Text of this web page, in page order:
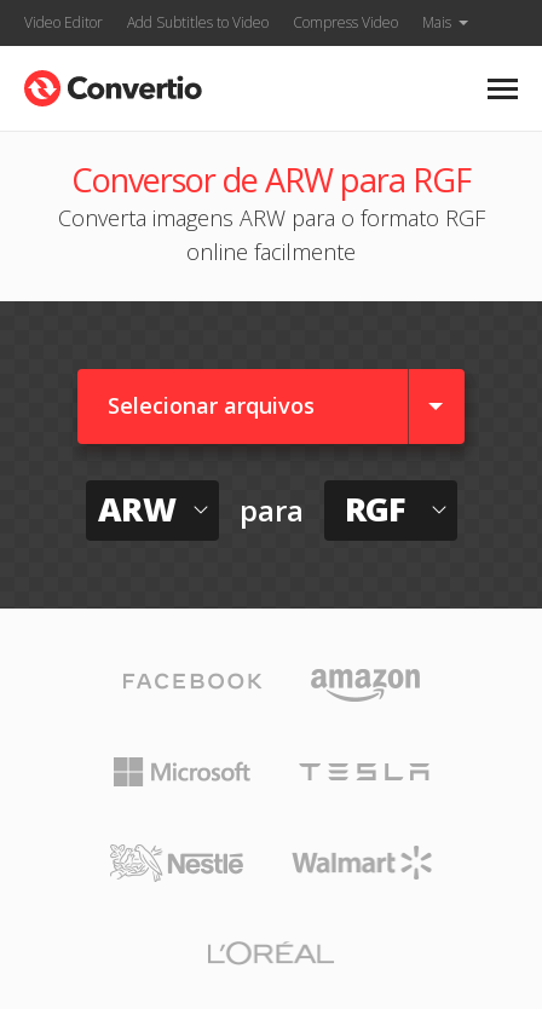
Video Editor Add Subtitles to Video Compress Video Mais
Conversor de ARW para RGF
Converta imagens ARW para o formato RGF
online facilmente
Selecionar arquivos
ARW para RGF